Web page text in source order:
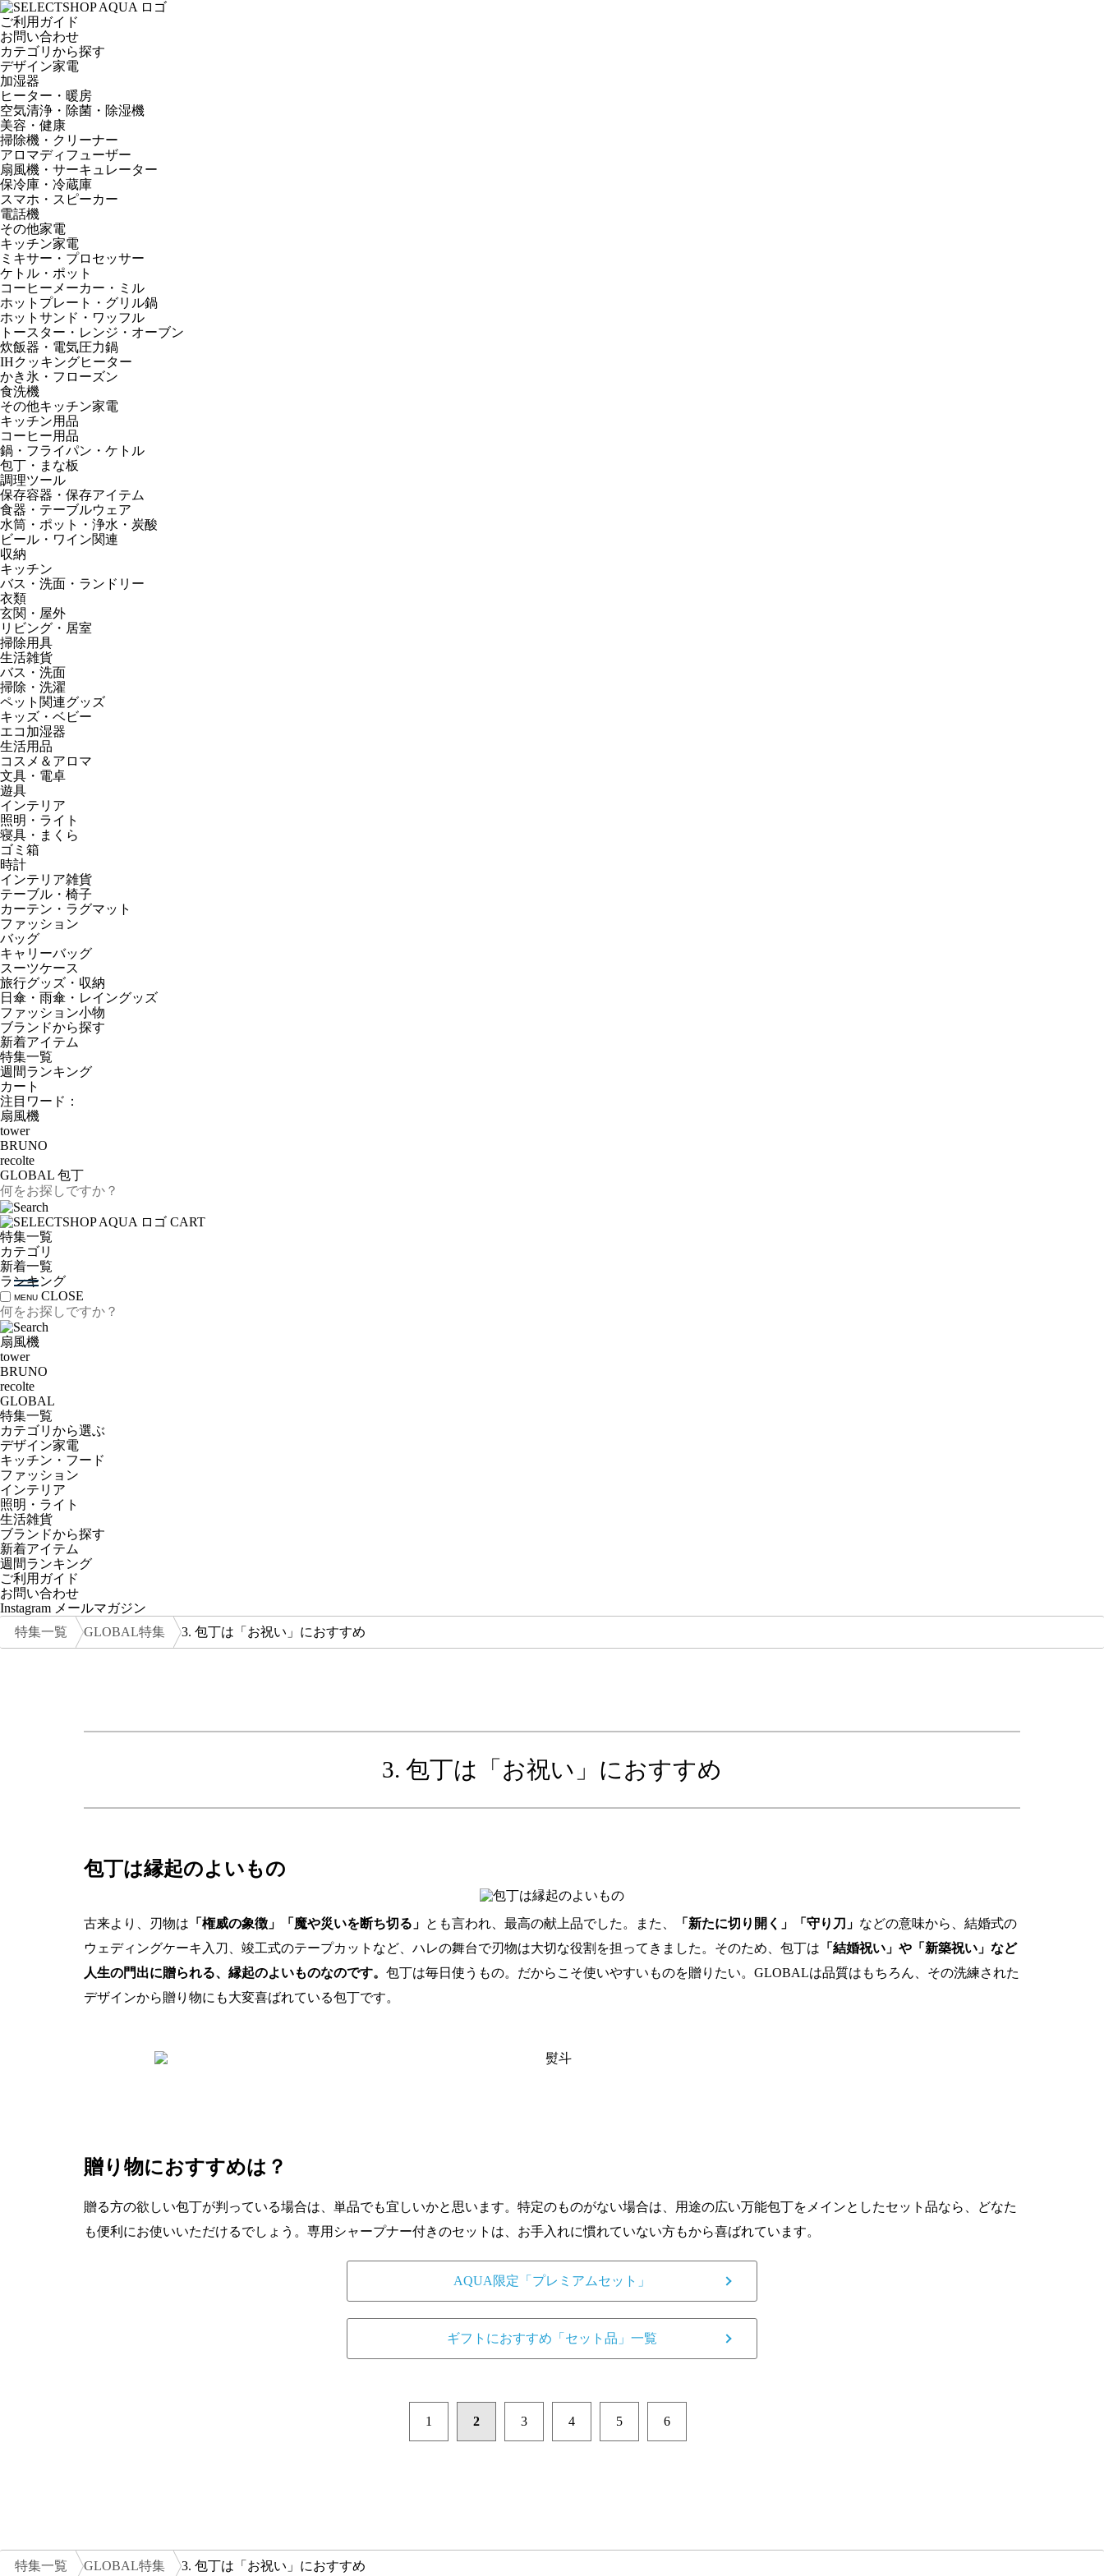
ご利用ガイド
お問い合わせ
カテゴリから探す
デザイン家電
加湿器
ヒーター・暖房
空気清浄・除菌・除湿機
美容・健康
掃除機・クリーナー
アロマディフューザー
扇風機・サーキュレーター
保冷庫・冷蔵庫
スマホ・スピーカー
電話機
その他家電
キッチン家電
ミキサー・プロセッサー
ケトル・ポット
コーヒーメーカー・ミル
ホットプレート・グリル鍋
ホットサンド・ワッフル
トースター・レンジ・オーブン
炊飯器・電気圧力鍋
IHクッキングヒーター
かき氷・フローズン
食洗機
その他キッチン家電
キッチン用品
コーヒー用品
鍋・フライパン・ケトル
包丁・まな板
調理ツール
保存容器・保存アイテム
食器・テーブルウェア
水筒・ポット・浄水・炭酸
ビール・ワイン関連
収納
キッチン
バス・洗面・ランドリー
衣類
玄関・屋外
リビング・居室
掃除用具
生活雑貨
バス・洗面
掃除・洗濯
ペット関連グッズ
キッズ・ベビー
エコ加湿器
生活用品
コスメ＆アロマ
文具・電卓
遊具
インテリア
照明・ライト
寝具・まくら
ゴミ箱
時計
インテリア雑貨
テーブル・椅子
カーテン・ラグマット
ファッション
バッグ
キャリーバッグ
スーツケース
旅行グッズ・収納
日傘・雨傘・レイングッズ
ファッション小物
ブランドから探す
新着アイテム
特集一覧
週間ランキング
カート
注目ワード：
扇風機
tower
BRUNO
recolte
GLOBAL 包丁
CART
特集一覧
カテゴリ
新着一覧
ランキング
MENU CLOSE
扇風機
tower
BRUNO
recolte
GLOBAL
特集一覧
カテゴリから選ぶ
デザイン家電
キッチン・フード
ファッション
インテリア
照明・ライト
生活雑貨
ブランドから探す
新着アイテム
週間ランキング
ご利用ガイド
お問い合わせ
Instagram メールマガジン
特集一覧
GLOBAL特集 3. 包丁は「お祝い」におすすめ
3. 包丁は「お祝い」におすすめ
包丁は縁起のよいもの
古来より、刃物は 「権威の象徴」「魔や災いを断ち切る」 とも言われ、最高の献上品でした。また、 「新たに切り開く」「守り刀」 などの意味から、結婚式の
ウェディングケーキ入刀、竣工式のテープカットなど、ハレの舞台で刃物は大切な役割を担ってきました。そのため、包丁は 「結婚祝い」や「新築祝い」など
人生の門出に贈られる、縁起のよいものなのです。 包丁は毎日使うもの。だからこそ使いやすいものを贈りたい。GLOBALは品質はもちろん、その洗練された
デザインから贈り物にも大変喜ばれている包丁です。
贈り物におすすめは？
贈る方の欲しい包丁が判っている場合は、単品でも宜しいかと思います。特定のものがない場合は、用途の広い万能包丁をメインとしたセット品なら、どなた
も便利にお使いいただけるでしょう。専用シャープナー付きのセットは、お手入れに慣れていない方もから喜ばれています。
AQUA限定「プレミアムセット」
ギフトにおすすめ「セット品」一覧
1 2 3 4 5 6
特集一覧 GLOBAL特集 3. 包丁は「お祝い」におすすめ